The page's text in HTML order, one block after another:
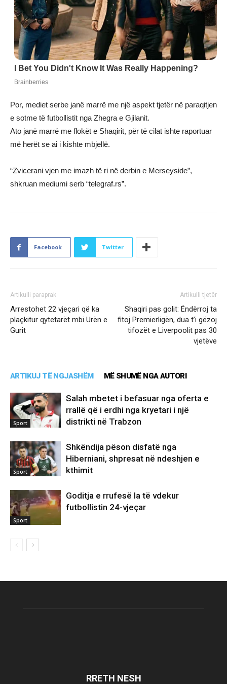
Por, mediet serbe janë marrë me një aspekt tjetër në paraqitjen
e sotme të futbollistit nga Zhegra e Gjilanit.
Ato janë marrë me flokët e Shaqirit, për të cilat ishte raportuar
më herët se ai i kishte mbjellë.
“Zvicerani vjen me imazh të ri në derbin e Merseyside”,
shkruan mediumi serb “telegraf.rs”.
Facebook Twitter
Artikulli paraprak
Arrestohet 22 vjeçari që ka
plaçkitur qytetarët mbi Urën e
Gurit
Artikulli tjetër
Shaqiri pas golit: Ëndërroj ta
fitoj Premierligën, dua t’i gëzoj
tifozët e Liverpoolit pas 30
vjetëve
ARTIKUJ TË NGJASHËM MË SHUMË NGA AUTORI
Sport
Salah mbetet i befasuar nga oferta e
rrallë që i erdhi nga kryetari i një
distrikti në Trabzon
Sport
Shkëndija pëson disfatë nga
Hiberniani, shpresat në ndeshjen e
kthimit
Sport
Goditja e rrufesë la të vdekur
futbollistin 24-vjeçar
RRETH NESH